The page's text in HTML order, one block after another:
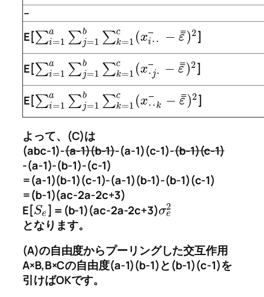
–
E[∑a
i=1 ∑b
j=1 ∑c
k=1 (xi ･ ･
¯ − ε
¯
¯)2]
E[∑a
i=1 ∑b
j=1 ∑c
k=1 (x ･ j･
¯ − ε
¯
¯)2]
E[∑a
i=1 ∑b
j=1 ∑c
k=1 (x ･ ･k
¯ − ε
¯
¯)2]
よって、(C)は
(abc-1)-(a-1)(b-1)-(a-1)(c-1)-(b-1)(c-1)
-(a-1)-(b-1)-(c-1)
=(a-1)(b-1)(c-1)-(a-1)(b-1)-(b-1)(c-1)
=(b-1)(ac-2a-2c+3)
E[Se ]＝(b-1)(ac-2a-2c+3)σ2
e
となります。
(A)の自由度からプーリングした交互作用
A×B,B×Cの自由度(a-1)(b-1)と(b-1)(c-1)を
引けばOKです。